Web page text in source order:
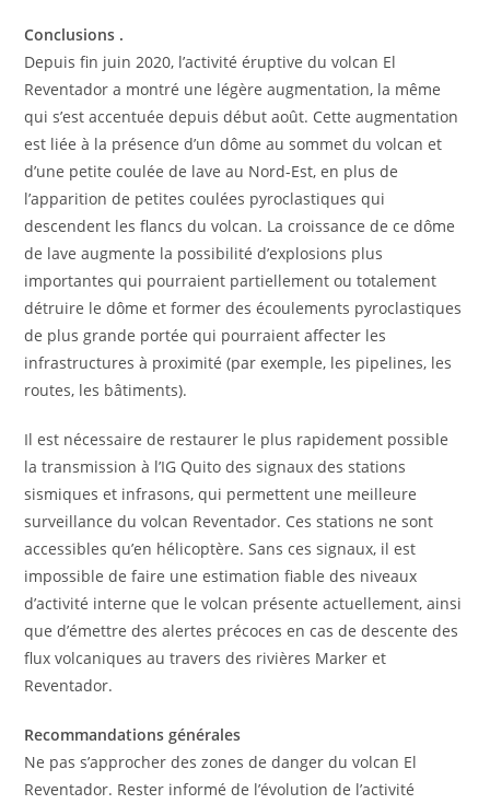
Conclusions .
Depuis fin juin 2020, l’activité éruptive du volcan El
Reventador a montré une légère augmentation, la même
qui s’est accentuée depuis début août. Cette augmentation
est liée à la présence d’un dôme au sommet du volcan et
d’une petite coulée de lave au Nord-Est, en plus de
l’apparition de petites coulées pyroclastiques qui
descendent les flancs du volcan. La croissance de ce dôme
de lave augmente la possibilité d’explosions plus
importantes qui pourraient partiellement ou totalement
détruire le dôme et former des écoulements pyroclastiques
de plus grande portée qui pourraient affecter les
infrastructures à proximité (par exemple, les pipelines, les
routes, les bâtiments).
Il est nécessaire de restaurer le plus rapidement possible
la transmission à l’IG Quito des signaux des stations
sismiques et infrasons, qui permettent une meilleure
surveillance du volcan Reventador. Ces stations ne sont
accessibles qu’en hélicoptère. Sans ces signaux, il est
impossible de faire une estimation fiable des niveaux
d’activité interne que le volcan présente actuellement, ainsi
que d’émettre des alertes précoces en cas de descente des
flux volcaniques au travers des rivières Marker et
Reventador.
Recommandations générales
Ne pas s’approcher des zones de danger du volcan El
Reventador. Rester informé de l’évolution de l’activité